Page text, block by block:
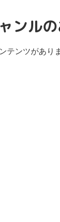
ンル
テンツがあり